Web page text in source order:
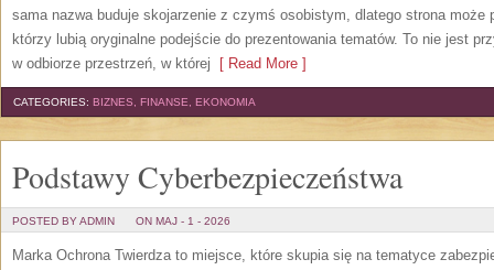
sama nazwa buduje skojarzenie z czymś osobistym, dlatego strona może
którzy lubią oryginalne podejście do prezentowania tematów. To nie jest
w odbiorze przestrzeń, w której [ Read More ]
CATEGORIES: BIZNES, FINANSE, EKONOMIA
Podstawy Cyberbezpieczeństwa
POSTED BY ADMIN ON MAJ - 1 - 2026
Marka Ochrona Twierdza to miejsce, które skupia się na tematyce